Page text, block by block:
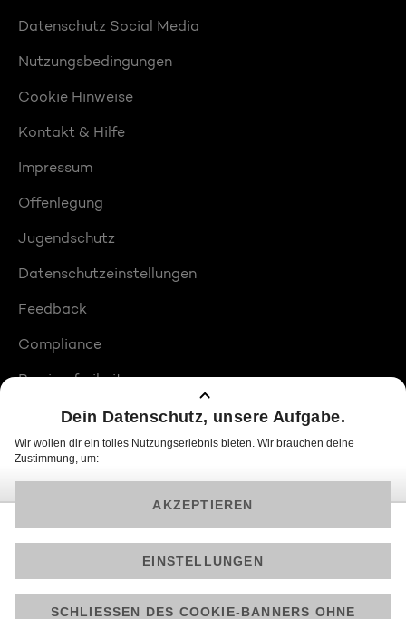
Datenschutz Social Media
Nutzungsbedingungen
Cookie Hinweise
Kontakt & Hilfe
Impressum
Offenlegung
Jugendschutz
Datenschutzeinstellungen
Feedback
Compliance
Barrierefreiheit
Produktplatzierungen